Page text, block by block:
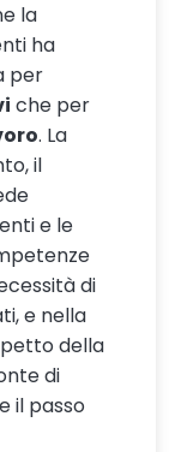
la
ha
per
che per
. La
il
e le
di
e nella
della
di
il passo